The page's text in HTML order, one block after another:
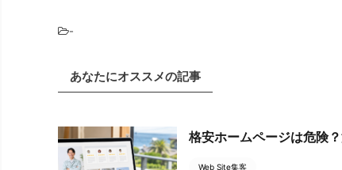
-
あなたにオススメの記事
格安ホームページは危険
Web Site集客